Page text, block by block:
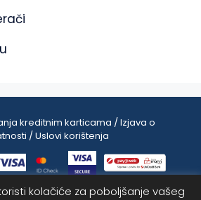
kreditnim karticama / Izjava o
/ Uslovi korištenja
kolačiće za poboljšanje vašeg